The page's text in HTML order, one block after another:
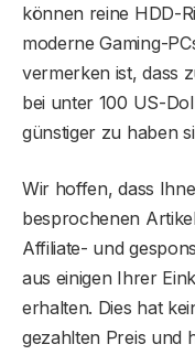
können reine HDD-
moderne Gaming-
vermerken ist, dass
bei unter 100 US-
günstiger zu haben
Wir hoffen, dass
besprochenen
Affiliate- und
aus einigen Ihrer
erhalten. Dies hat
gezahlten Preis und